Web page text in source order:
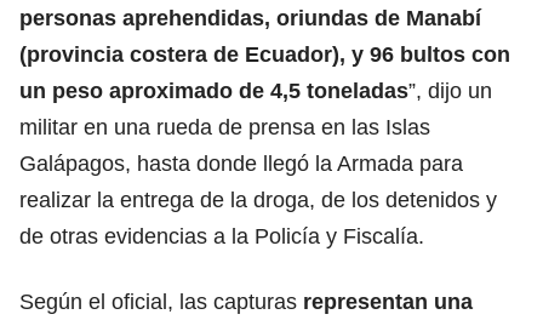
personas aprehendidas, oriundas de Manabí
(provincia costera de Ecuador), y 96 bultos con
un peso aproximado de 4,5 toneladas”, dijo un
militar en una rueda de prensa en las Islas
Galápagos, hasta donde llegó la Armada para
realizar la entrega de la droga, de los detenidos y
de otras evidencias a la Policía y Fiscalía.
Según el oficial, las capturas representan una